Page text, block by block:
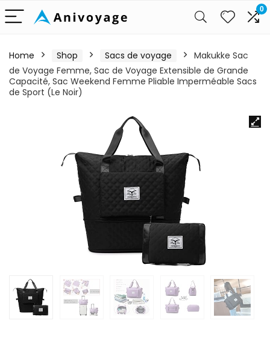
0
Home Shop Sacs de voyage
Makukke Sac
de Voyage Femme, Sac de Voyage Extensible de Grande
Capacité, Sac Weekend Femme Pliable Imperméable Sacs
de Sport (Le Noir)